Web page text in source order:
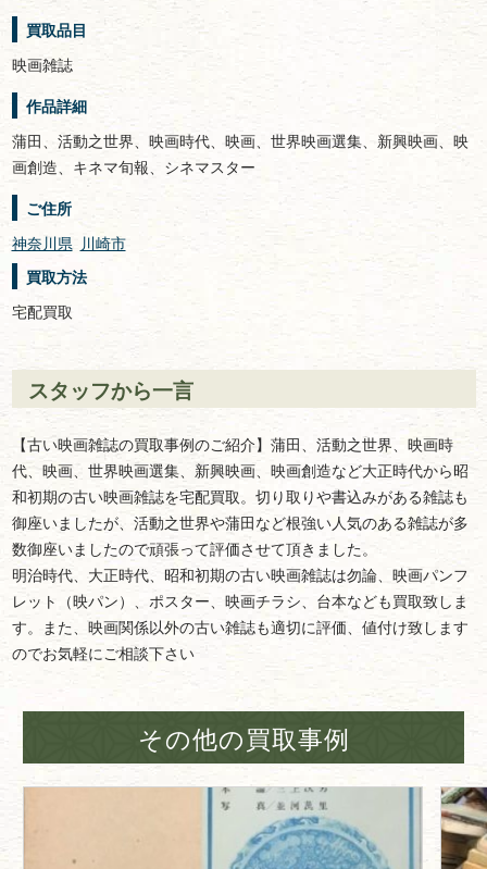
買取品目
映画雑誌
作品詳細
蒲田、活動之世界、映画時代、映画、世界映画選集、新興映画、映
画創造、キネマ旬報、シネマスター
ご住所
神奈川県 川崎市
買取方法
宅配買取
スタッフから一言
【古い映画雑誌の買取事例のご紹介】蒲田、活動之世界、映画時
代、映画、世界映画選集、新興映画、映画創造など大正時代から昭
和初期の古い映画雑誌を宅配買取。切り取りや書込みがある雑誌も
御座いましたが、活動之世界や蒲田など根強い人気のある雑誌が多
数御座いましたので頑張って評価させて頂きました。
明治時代、大正時代、昭和初期の古い映画雑誌は勿論、映画パンフ
レット（映パン）、ポスター、映画チラシ、台本なども買取致しま
す。また、映画関係以外の古い雑誌も適切に評価、値付け致します
のでお気軽にご相談下さい
その他の買取事例